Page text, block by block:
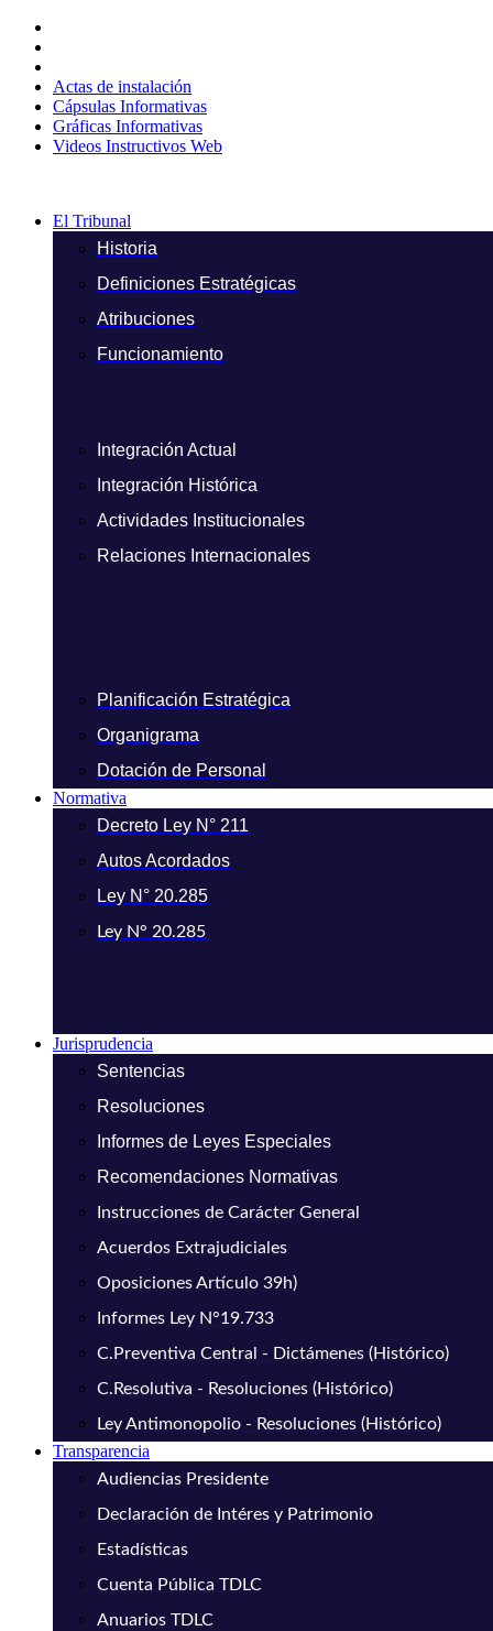
contenido
Actas de instalación
Cápsulas Informativas
Gráficas Informativas
Videos Instructivos Web
El Tribunal
Historia
Definiciones Estratégicas
Atribuciones
Funcionamiento
Integración Actual
Integración Histórica
Actividades Institucionales
Relaciones Internacionales
Planificación Estratégica
Organigrama
Dotación de Personal
Normativa
Decreto Ley N° 211
Autos Acordados
Ley N° 20.285
Ley N° 20.285
Jurisprudencia
Sentencias
Resoluciones
Informes de Leyes Especiales
Recomendaciones Normativas
Instrucciones de Carácter General
Acuerdos Extrajudiciales
Oposiciones Artículo 39h)
Informes Ley N°19.733
C.Preventiva Central - Dictámenes (Histórico)
C.Resolutiva - Resoluciones (Histórico)
Ley Antimonopolio - Resoluciones (Histórico)
Transparencia
Audiencias Presidente
Declaración de Intéres y Patrimonio
Estadísticas
Cuenta Pública TDLC
Anuarios TDLC